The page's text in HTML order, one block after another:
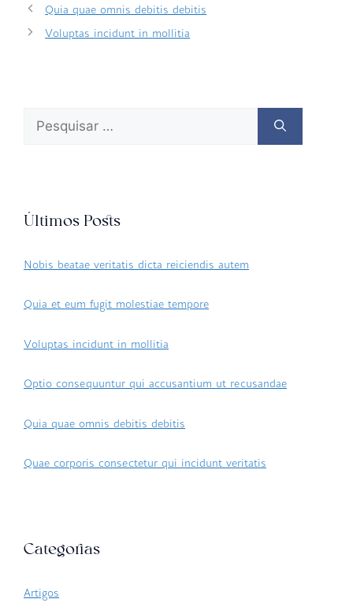
Quia quae omnis debitis debitis
Voluptas incidunt in mollitia
Últimos Posts
Nobis beatae veritatis dicta reiciendis autem
Quia et eum fugit molestiae tempore
Voluptas incidunt in mollitia
Optio consequuntur qui accusantium ut recusandae
Quia quae omnis debitis debitis
Quae corporis consectetur qui incidunt veritatis
Categorias
Artigos